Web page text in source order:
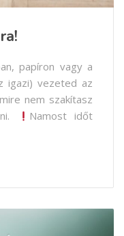
papíron vagy a
igazi) vezeted az
nem szakítasz
Namost időt